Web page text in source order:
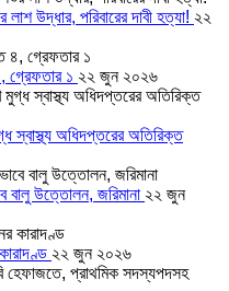
উদ্ধার, পরিবারের দাবী হত্যা! ২২
গ্রেফতার ১ ২২ জুন ২০২৬
স্বাস্থ্য অধিদপ্তরের অতিরিক্ত
বালু উত্তোলন, জরিমানা ২২ জুন
২২ জুন ২০২৬